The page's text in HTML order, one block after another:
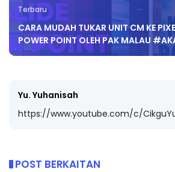
Terbaru
CARA MUDAH TUKAR UNIT CM KE
POWER POINT OLEH PAK MALAU
Yu. Yuhanisah
https://www.youtube.com/c/
POST BERKAITAN